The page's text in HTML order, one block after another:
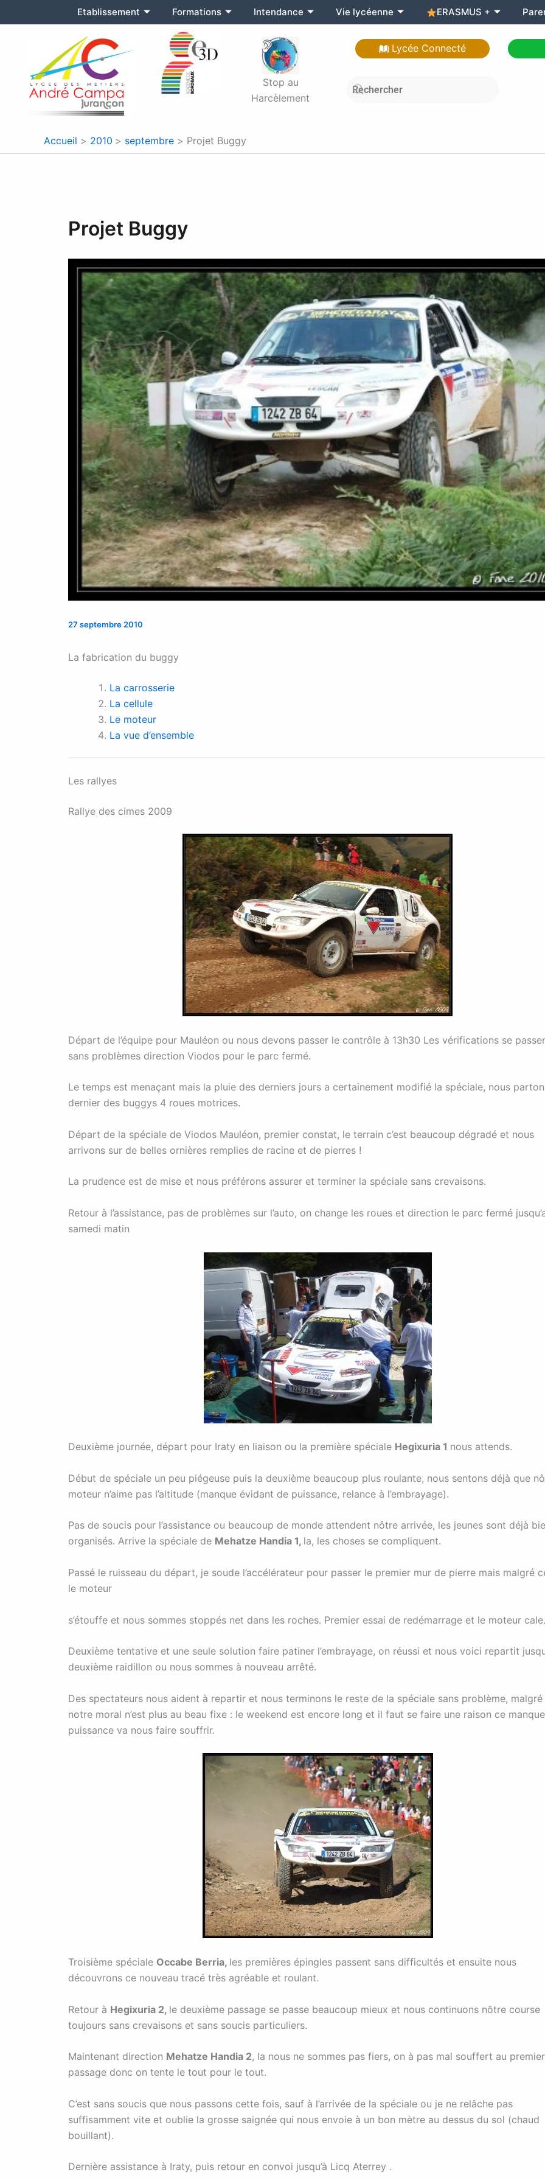
au
Etablissement Formations Intendance Vie lycéenne ERASMUS +
Stop au
Harcèlement
Lycée Connecté
Accueil 2010 septembre Projet Buggy
Projet Buggy
27 septembre 2010
La fabrication du buggy
La carrosserie
La cellule
Le moteur
La vue d’ensemble
Les rallyes
Rallye des cimes 2009
Départ de l’équipe pour Mauléon ou nous devons passer le contrôle à 13h30 Les vérifications se
sans problèmes direction Viodos pour le parc fermé.
Le temps est menaçant mais la pluie des derniers jours a certainement modifié la spéciale, nous
dernier des buggys 4 roues motrices.
Départ de la spéciale de Viodos Mauléon, premier constat, le terrain c’est beaucoup dégradé et nous
arrivons sur de belles ornières remplies de racine et de pierres !
La prudence est de mise et nous préférons assurer et terminer la spéciale sans crevaisons.
Retour à l’assistance, pas de problèmes sur l’auto, on change les roues et direction le parc fermé
samedi matin
Deuxième journée, départ pour Iraty en liaison ou la première spéciale Hegixuria 1 nous attends.
Début de spéciale un peu piégeuse puis la deuxième beaucoup plus roulante, nous sentons déjà que
moteur n’aime pas l’altitude (manque évidant de puissance, relance à l’embrayage).
Pas de soucis pour l’assistance ou beaucoup de monde attendent nôtre arrivée, les jeunes sont déjà
organisés. Arrive la spéciale de Mehatze Handia 1, la, les choses se compliquent.
Passé le ruisseau du départ, je soude l’accélérateur pour passer le premier mur de pierre mais malgré
le moteur
s’étouffe et nous sommes stoppés net dans les roches. Premier essai de redémarrage et le moteur cale.
Deuxième tentative et une seule solution faire patiner l’embrayage, on réussi et nous voici repartit
deuxième raidillon ou nous sommes à nouveau arrêté.
Des spectateurs nous aident à repartir et nous terminons le reste de la spéciale sans problème, malgré
notre moral n’est plus au beau fixe : le weekend est encore long et il faut se faire une raison ce
puissance va nous faire souffrir.
Troisième spéciale Occabe Berria, les premières épingles passent sans difficultés et ensuite nous
découvrons ce nouveau tracé très agréable et roulant.
Retour à Hegixuria 2, le deuxième passage se passe beaucoup mieux et nous continuons nôtre course
toujours sans crevaisons et sans soucis particuliers.
Maintenant direction Mehatze Handia 2, la nous ne sommes pas fiers, on à pas mal souffert au premier
passage donc on tente le tout pour le tout.
C’est sans soucis que nous passons cette fois, sauf à l’arrivée de la spéciale ou je ne relâche pas
suffisamment vite et oublie la grosse saignée qui nous envoie à un bon mètre au dessus du sol (chaud
bouillant).
Dernière assistance à Iraty, puis retour en convoi jusqu’à Licq Aterrey .